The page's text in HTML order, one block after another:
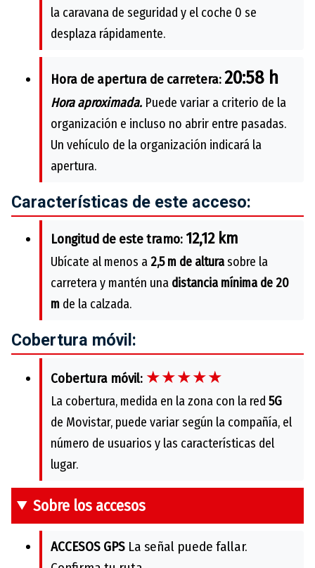
la caravana de seguridad y el coche 0 se
desplaza rápidamente.
Hora de apertura de carretera:20:58 h
Hora aproximada. Puede variar a criterio de la
organización e incluso no abrir entre pasadas.
Un vehículo de la organización indicará la
apertura.
Características de este acceso:
Longitud de este tramo: 12,12 km
Ubícate al menos a2,5 m de alturasobre la
carretera y mantén una distancia mínima de 20
m de la calzada.
Cobertura móvil:
Cobertura móvil: ★★★★★
La cobertura, medida en la zona con la red 5G
de Movistar, puede variar según la compañía, el
número de usuarios y las características del
lugar.
Sobre los accesos
ACCESOS GPS La señal puede fallar.